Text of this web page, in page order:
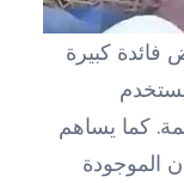
كبيرة
كما يساهم
الموجودة